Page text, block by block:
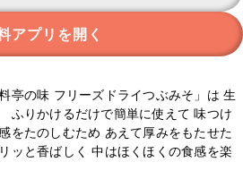
アプリを開く
亭の味 フリーズドライつぶみそ」は 生
ふりかけるだけで簡単に使えて 味つけ
をたのしむため あえて厚みをもたせた
ッと香ばしく 中はほくほくの食感を楽